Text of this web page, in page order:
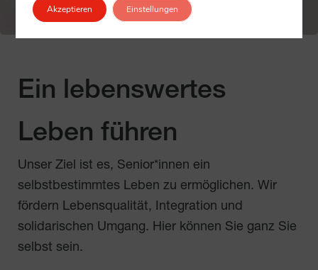
Ein lebenswertes
Leben führen
Unser Ziel ist es, Senior*innen ein
selbstbestimmtes Leben zu ermöglichen. Wir
fördern Lebensqualität, Integration und
solidarischen Umgang. Hier können Sie ganz Sie
selbst sein.
Akzeptieren Einstellungen